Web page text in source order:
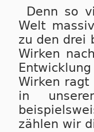
Denn so
Welt
zu den drei
Wirken
Wirken ragt
in
zählen wir